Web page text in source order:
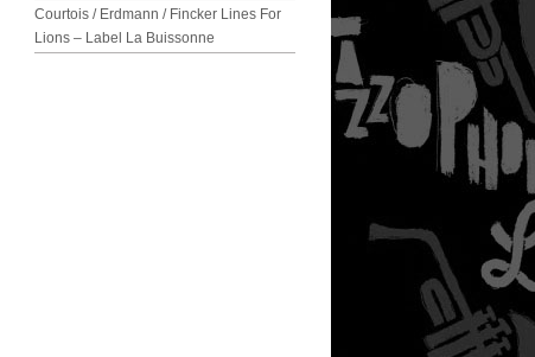
Courtois / Erdmann / Fincker Lines For
Lions – Label La Buissonne